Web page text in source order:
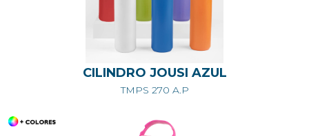
CILINDRO JOUSI AZUL
TMPS 270 A.P